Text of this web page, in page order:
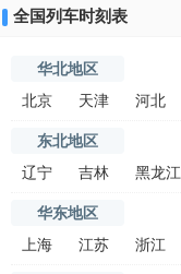
全国列车时刻表
华北地区
北京
天津 河北
东北地区
辽宁
吉林 黑龙江
华东地区
上海
江苏 浙江